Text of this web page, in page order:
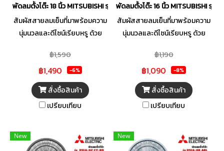
พัดลมตั้งโต๊ะ 18 นิ้ว MITSUBISHI รุ่น D18A-GB ABL
สัมผัสสายลมเย็นที่มาพร้อมความ
นุ่มนวลและดีไซน์เรียบหรู ด้วย
MITSUBISHI รุ่น D18A-GB ช่วย
เติมความสดชื่นให้ทุกมุมบ้านด้วย
ดีไซน์ใหม่ที่ทันสมัยและประหยัด
พื้นที่ ตัวเครื่องแข็งแรงทนทาน ให้
ลมแรงสม่ำเสมอ ไม่รบกวนการ
ปลอดภัยที่ทำให้คุณมั่นใจได้ทุก
ครั้งที่เปิดใช้งาน เปลี่ยนอากาศ
฿1,590
฿1,490 -6%
สั่งซื้อสินค้า
เปรียบเทียบ
พัดลมตั้งโต๊ะ 16 นิ้ว MITSUBISHI รุ่น
สัมผัสสายลมเย็นที่มาพร้อมความ
นุ่มนวลและดีไซน์เรียบหรู ด้วย
MITSUBISHI รุ่น D16A-GC ช่วย
เติมความสดชื่นให้ทุกมุมบ้านด้วย
ดีไซน์ใหม่ที่ทันสมัยและประหยัด
พื้นที่ ตัวเครื่องแข็งแรงทนทาน ให้
ลมแรงสม่ำเสมอ ไม่รบกวนการ
ปลอดภัยที่ทำให้คุณมั่นใจได้ทุก
ครั้งที่เปิดใช้งาน เปลี่ยนอากาศ
฿1,190
฿1,090 -8%
สั่งซื้อสินค้า
เปรียบเทียบ
New New